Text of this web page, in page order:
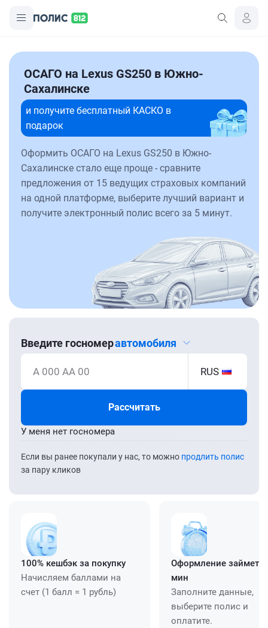
ОСАГО на Lexus GS250 в Южно-
Сахалинске
и получите бесплатный КАСКО в
подарок
Оформить ОСАГО на Lexus GS250 в Южно-
Сахалинске стало еще проще - сравните
предложения от 15 ведущих страховых компаний
на одной платформе, выберите лучший вариант и
получите электронный полис всего за 5 минут.
Введите госномеравтомобиля
А 000 АА 00 RUS
Рассчитать
Если вы ранее покупали у нас, то можно продлить полис
за пару кликов
У меня нет госномера
100% кешбэк за покупку
Начисляем баллами на
счет (1 балл = 1 рубль)
Оформление займет
мин
Заполните данные,
выберите полис и
оплатите.